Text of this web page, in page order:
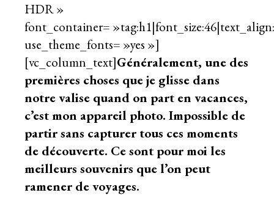
HDR »
font_container=
use_theme_fonts= »yes »]
[vc_column_text]Généralement, une des
premières choses que je glisse dans
notre valise quand on part en vacances,
c’est mon appareil photo. Impossible de
partir sans capturer tous ces moments
de découverte. Ce sont pour moi les
meilleurs souvenirs que l’on peut
ramener de voyages.